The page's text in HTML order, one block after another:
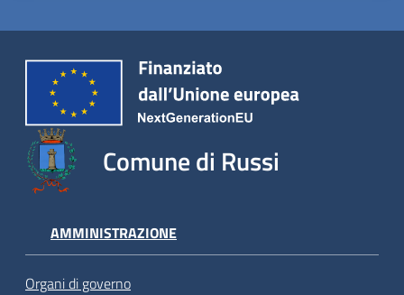
Comune di Russi
AMMINISTRAZIONE
Organi di governo